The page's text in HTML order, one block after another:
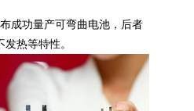
成功量产可弯曲电池，后者
热等特性。